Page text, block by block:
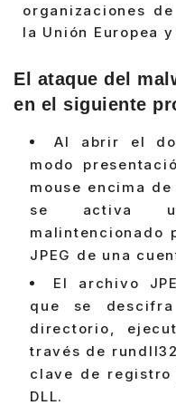
organizaciones
la Unión Europea
El ataque del
en el siguiente
Al abrir el
modo
mouse encima
se activa
malintencionado
JPEG de una
El archivo
que se
directorio,
través de
clave de
DLL.